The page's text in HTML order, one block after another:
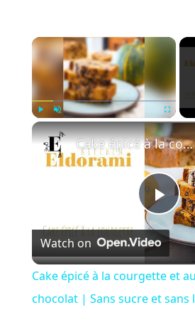
×
Fullscreen
P
l
a
Cake épicé à la courgette et aux pépites de chocolat | Sans sucre et sans lactose
Watch on
Cake épicé à la courgette et
chocolat | Sans sucre et sans